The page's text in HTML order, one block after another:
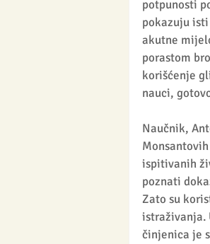
potpunosti
pokazuju
akutne
porastom
korišćenje
nauci,
Naučnik,
ispitivanih
poznati
Zato su
istraživanja.
činjenica je